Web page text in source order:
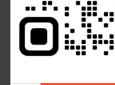
💱 外幣兌換 (USD)
🇺🇸 USD